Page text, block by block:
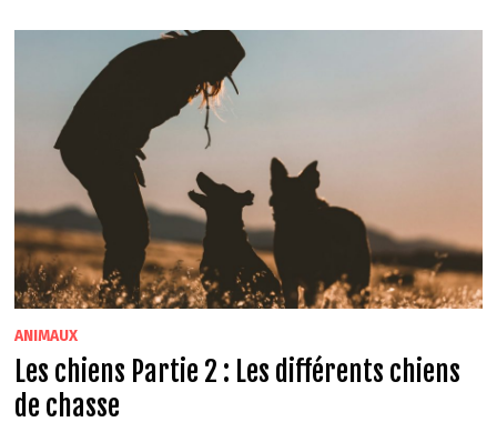
L’ABANDON
ANIMAUX
Les chiens Partie 2 : Les différents chiens
de chasse